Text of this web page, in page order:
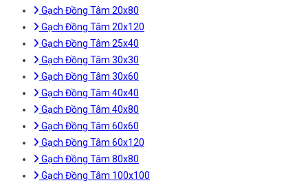
Gạch Đồng Tâm 20x80
Gạch Đồng Tâm 20x120
Gạch Đồng Tâm 25x40
Gạch Đồng Tâm 30x30
Gạch Đồng Tâm 30x60
Gạch Đồng Tâm 40x40
Gạch Đồng Tâm 40x80
Gạch Đồng Tâm 60x60
Gạch Đồng Tâm 60x120
Gạch Đồng Tâm 80x80
Gạch Đồng Tâm 100x100